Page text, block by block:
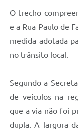
O trecho
e a Rua Paulo de
medida adotada
no trânsito local.
Segundo a
de veículos na
que a via não foi
dupla. A largura